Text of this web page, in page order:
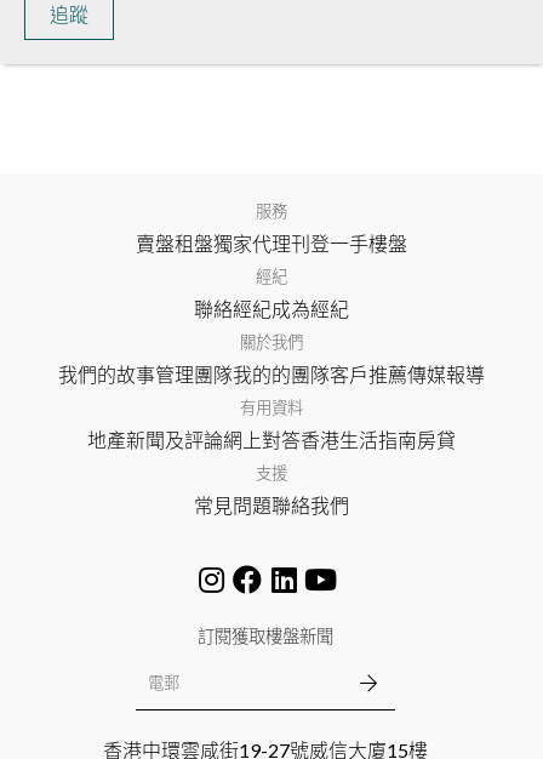
追蹤
服務
賣盤租盤獨家代理刊登一手樓盤
經紀
聯絡經紀成為經紀
關於我們
我們的故事管理團隊我的的團隊客戶推薦傳媒報導
有用資料
地產新聞及評論網上對答香港生活指南房貸
支援
常見問題聯絡我們
訂閱獲取樓盤新聞
香港中環雲咸街19-27號威信大廈15樓